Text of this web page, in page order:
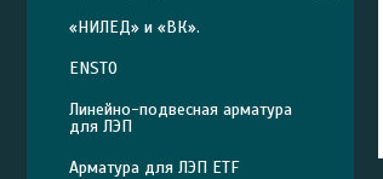
«НИЛЕД» и «ВК».
ENSTO
Линейно-подвесная арматура
для ЛЭП
Арматура для ЛЭП ETF